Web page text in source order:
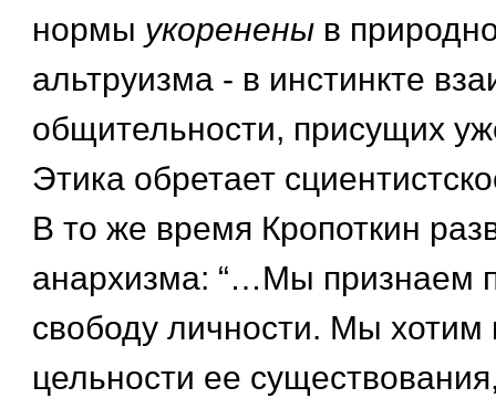
нормы укоренены в
альтруизма - в инстинкте
общительности, присущих
Этика обретает
В то же время Кропоткин
анархизма: “…Мы признаем
свободу личности. Мы хотим
цельности ее